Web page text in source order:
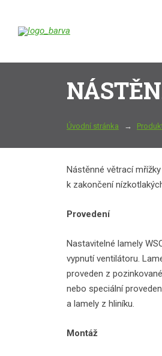
Úvodní stránka
Nástěnné větrací
k zakončení
Provedení
Nastavitelné lamely
vypnutí ventilátoru.
proveden z
nebo speciální
a lamely z hliníku.
Montáž